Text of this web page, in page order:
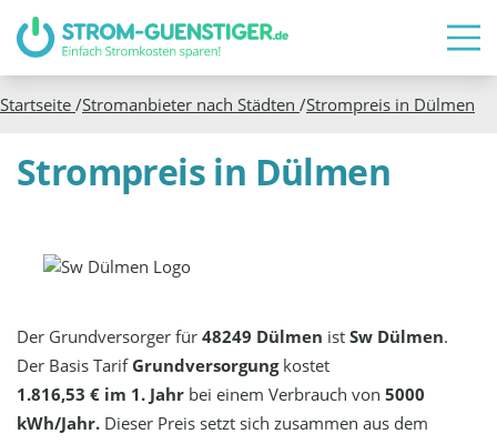
Startseite /Stromanbieter nach Städten /Strompreis in Dülmen
Strompreis in Dülmen
Der Grundversorger für48249 Dülmen istSw Dülmen.
Der Basis Tarif Grundversorgungkostet
1.816,53 € im 1. Jahr bei einem Verbrauch von5000
kWh/Jahr. Dieser Preis setzt sich zusammen aus dem